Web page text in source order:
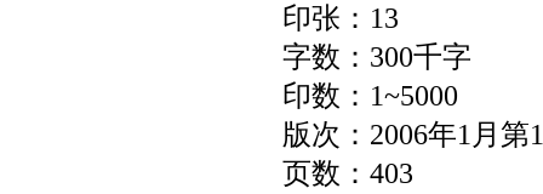
印张： 13
字数： 300千字
印数： 1~5000
版次： 2006年1 月第1
页数： 403